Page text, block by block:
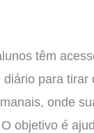
têm
para tirar
onde
objetivo é